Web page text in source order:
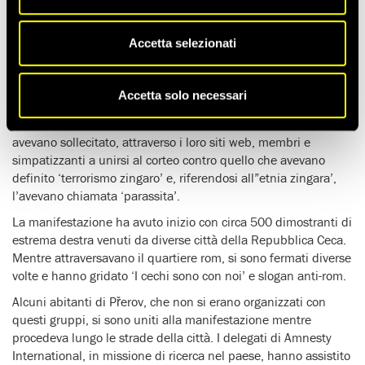
Accetta selezionati
Accetta solo necessari
ROM
(8 APRILE 2009)
Alcuni gruppi di estrema destra hanno organizzato, lo scorso
Repubblica Ceca. Qualche giorno prima della manifestazione,
avevano sollecitato, attraverso i loro siti web, membri e
simpatizzanti a unirsi al corteo contro quello che avevano
definito ‘terrorismo zingaro’ e, riferendosi all”etnia zingara’,
l’avevano chiamata ‘parassita’.
La manifestazione ha avuto inizio con circa 500 dimostranti di
estrema destra venuti da diverse città della Repubblica Ceca.
Mentre attraversavano il quartiere rom, si sono fermati diverse
volte e hanno gridato ‘I cechi sono con noi’ e slogan anti-rom.
Alcuni abitanti di Přerov, che non si erano organizzati con
questi gruppi, si sono uniti alla manifestazione mentre
procedeva lungo le strade della città. I delegati di Amnesty
International, in missione di ricerca nel paese, hanno assistito